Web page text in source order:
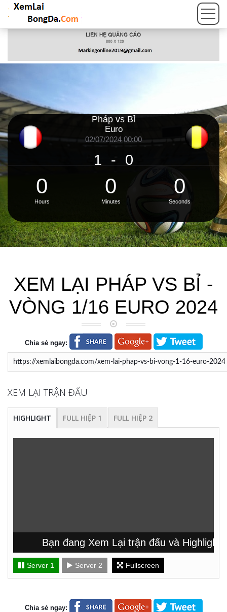
Pháp vs Bỉ
Euro
02/07/2024 00:00
1 - 0
0
Hours
0
Minutes
0
Seconds
XEM LẠI PHÁP VS BỈ -
VÒNG 1/16 EURO 2024
Chia sẻ ngay:
XEM LẠI TRẬN ĐẤU
HIGHLIGHT FULL HIỆP 1 FULL HIỆP 2
Bạn đang Xem Lại trận đấu và
Server 1 Server 2 Fullscreen
Chia sẻ ngay: